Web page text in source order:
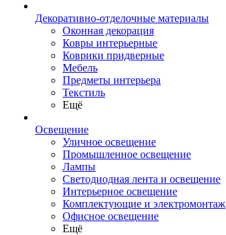
Декоративно-отделочные материалы
Оконная декорация
Ковры интерьерные
Коврики придверные
Мебель
Предметы интерьера
Текстиль
Ещё
Освещение
Уличное освещение
Промышленное освещение
Лампы
Светодиодная лента и освещение
Интерьерное освещение
Комплектующие и электромонтаж
Офисное освещение
Ещё